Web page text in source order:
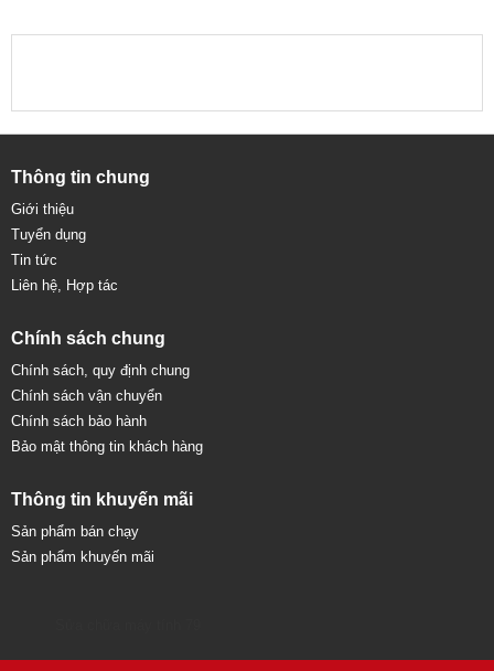
Thông tin chung
Giới thiệu
Tuyển dụng
Tin tức
Liên hệ, Hợp tác
Chính sách chung
Chính sách, quy định chung
Chính sách vận chuyển
Chính sách bảo hành
Bảo mật thông tin khách hàng
Thông tin khuyến mãi
Sản phẩm bán chạy
Sản phẩm khuyến mãi